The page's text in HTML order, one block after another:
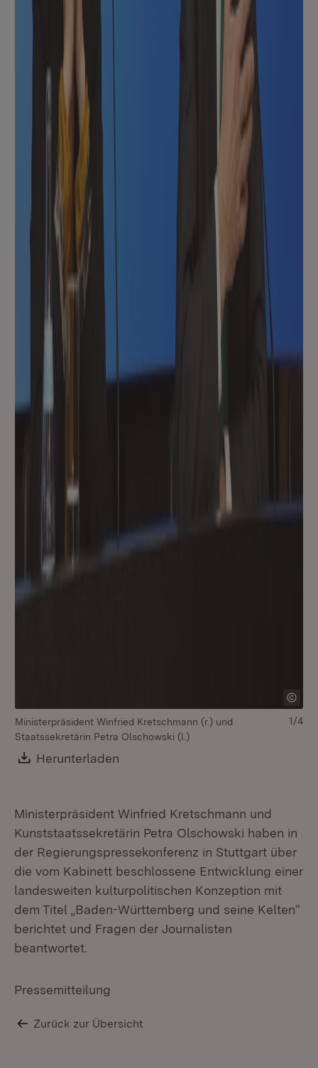
Ministerpräsident Winfried Kretschmann (r.) und
Staatssekretärin Petra Olschowski (l.)
Download:
Herunterladen
1/4
Ministerpräsident Winfried Kretschmann und
Kunststaatssekretärin Petra Olschowski haben in
der Regierungspressekonferenz in Stuttgart über
die vom Kabinett beschlossene Entwicklung einer
landesweiten kulturpolitischen Konzeption mit
dem Titel „Baden-Württemberg und seine Kelten“
berichtet und Fragen der Journalisten
beantwortet.
Pressemitteilung
Zurück zur Übersicht